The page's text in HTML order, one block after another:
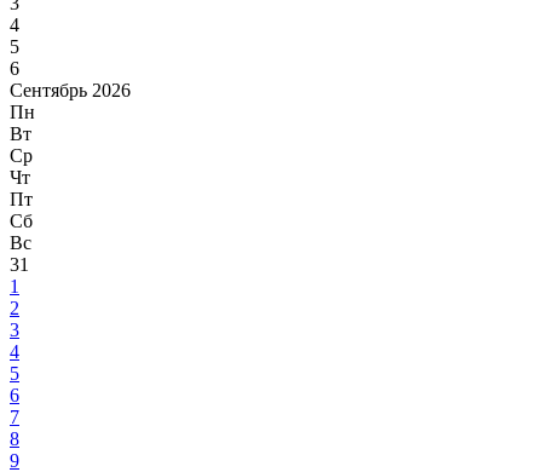
4
5
6
Сентябрь 2026
Пн
Вт
Ср
Чт
Пт
Сб
Вс
31
1
2
3
4
5
6
7
8
9